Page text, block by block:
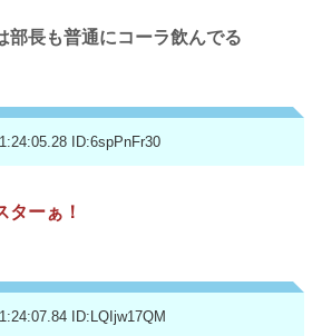
部長も普通にコーラ飲んでる
ID:6spPnFr30
ターぁ！
ID:LQIjw17QM